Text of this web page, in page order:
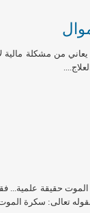
يعاني من مشكلة
حقيقة علمية...
بقوله تعالى: سكرة